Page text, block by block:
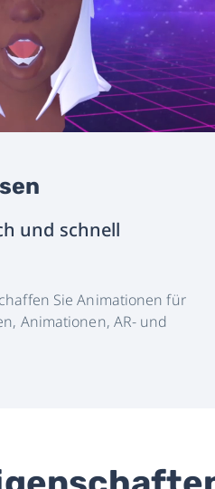
und schnell
Sie Animationen für
Animationen, AR- und